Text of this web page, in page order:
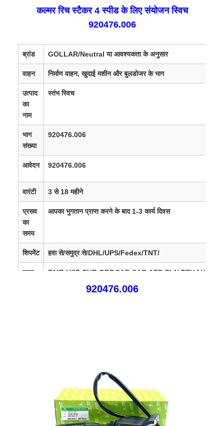
कल्मर रिच स्टैकर 4 स्पीड के लिए संयोजन स्विच
920476.006
ब्रांड GOLLAR/Neutral या आवश्यकता के अनुसार
वाहन निर्माण वाहन, खुदाई मशीन और बुलडोजर के भाग
उत्पाद
का
नाम
स्तंभ स्विच
भाग
संख्या
920476.006
आवेदन 920476.006
वारंटी 3 से 18 महीने
प्रसव
का
समय
आपका भुगतान प्राप्त करने के बाद 1-3 कार्य दिवस
शिपमेंट हवा से/समुद्र से/DHL/UPS/Fedex/TNT/
मुद्रा
SGD,SEK,DKK,HKD,
920476.006